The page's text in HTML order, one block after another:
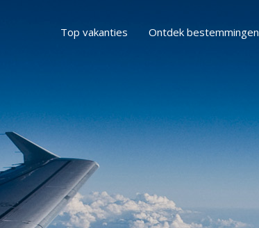
Top vakanties Ontdek bestemmingen